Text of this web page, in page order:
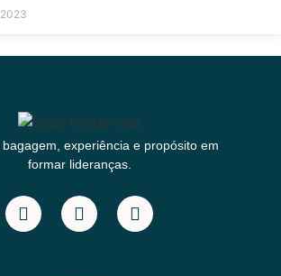
experiência e propósito em
formar lideranças.